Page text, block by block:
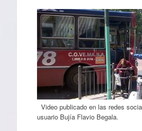
Video publicado en las redes
usuario Bujía Flavio Begala.